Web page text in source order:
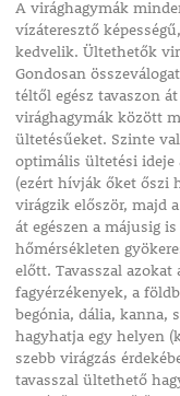
A virághagymák
vízáteresztő
kedvelik. Ültethetők
Gondosan
téltől egész tavaszon
virághagymák között
ültetésűeket. Szinte
optimális ültetési ideje
(ezért hívják őket őszi
virágzik először, majd
át egészen a májusig
hőmérsékleten
előtt. Tavasszal
fagyérzékenyek, a
begónia, dália, kanna,
hagyhatja egy helyen
szebb virágzás
tavasszal ültethető